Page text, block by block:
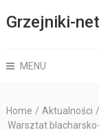
Grzejniki-net
MENU
Home / Aktualności /
Warsztat